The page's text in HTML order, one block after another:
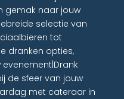
gemak naar jouw
selectie van
tot
dranken opties,
de sfeer van jouw
met cateraar in